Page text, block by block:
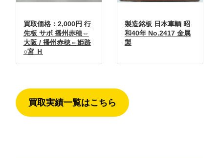
買取価格：2,000円 行
先板 サボ 播州赤穂⇔
大阪 / 播州赤穂⇔姫路
○宮 Ｈ
製造銘板 日本車輌 昭
和40年 No.2417 金属
製
買取実績一覧はこちら